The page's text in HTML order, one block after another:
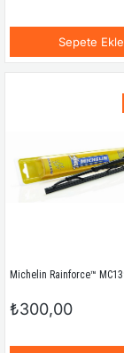
Sepete Ekle
₺300,00